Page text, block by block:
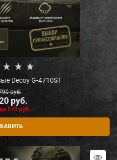
Decoy G-4710ST
руб.
руб.
570 руб.